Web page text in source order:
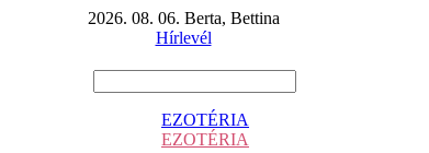
2026. 08. 06. Berta, Bettina
Hírlevél
EZOTÉRIA
EZOTÉRIA